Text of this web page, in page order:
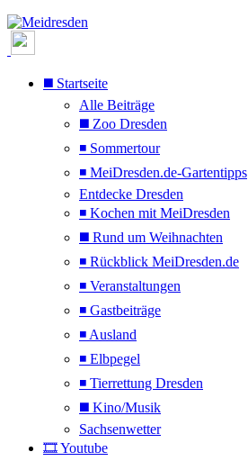
◼️ Startseite
Alle Beiträge
◼️ Zoo Dresden
◾ Sommertour
◾ MeiDresden.de-Gartentipps
Entdecke Dresden
◾ Kochen mit MeiDresden
◼️ Rund um Weihnachten
◾ Rückblick MeiDresden.de
◾ Veranstaltungen
◾ Gastbeiträge
◾ Ausland
◾ Elbpegel
◾ Tierrettung Dresden
◼️ Kino/Musik
Sachsenwetter
🎞️ Youtube